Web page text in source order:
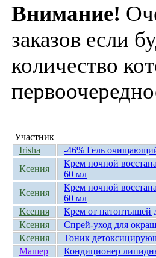
Внимание!
заказов если
количество
Участник
Irisha
-46% Гель
Ксения
Крем ночной
60 мл
Ксения
Крем ночной
60 мл
Ксения
Крем от натоптышей
Ксения
Спрей-уход для
Ксения
Тоник
Машер
Кондиционер